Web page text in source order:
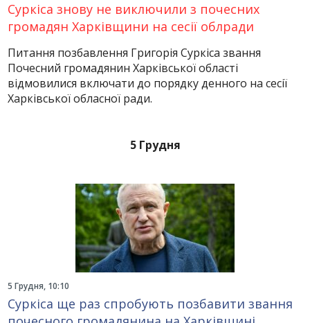
Суркіса знову не виключили з почесних
громадян Харківщини на сесії облради
Питання позбавлення Григорія Суркіса звання
Почесний громадянин Харківської області
відмовилися включати до порядку денного на сесії
Харківської обласної ради.
5 Грудня
5 Грудня, 10:10
Суркіса ще раз спробують позбавити звання